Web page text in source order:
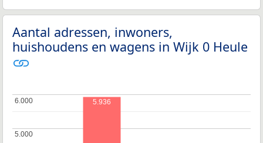
Aantal adressen, inwoners,
huishoudens en wagens in Wijk 0 Heule
5.000
5.000
6.000
6.000 5.936